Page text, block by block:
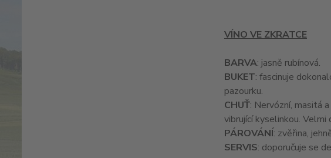
VÍNO VE ZKRATCE
BARVA: jasně rubínová.
BUKET: fascinuje
pazourku.
CHUŤ: Nervózní, masitá
vibrující kyselinkou. Velmi
PÁROVÁNÍ: zvěřina,
SERVIS: doporučuje se